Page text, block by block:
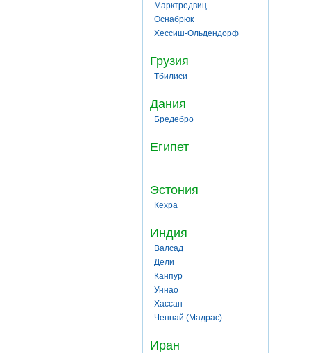
Марктредвиц
Оснабрюк
Хессиш-Ольдендорф
Грузия
Тбилиси
Дания
Бредебро
Египет
Эстония
Кехра
Индия
Валсад
Дели
Канпур
Уннао
Хассан
Ченнай (Мадрас)
Иран